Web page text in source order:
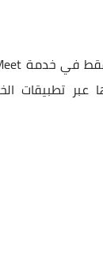
عبر تطبيقات